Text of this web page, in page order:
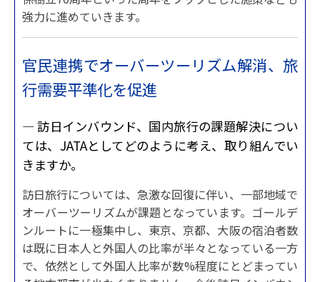
強力に進めていきます。
官民連携でオーバーツーリズム解消、旅
行需要平準化を促進
— 訪日インバウンド、国内旅行の課題解決につい
ては、JATAとしてどのように考え、取り組んでい
きますか。
訪日旅行については、急激な回復に伴い、一部地域で
オーバーツーリズムが課題となっています。ゴールデ
ンルートに一極集中し、東京、京都、大阪の宿泊者数
は既に日本人と外国人の比率が半々となっている一方
で、依然として外国人比率が数%程度にとどまってい